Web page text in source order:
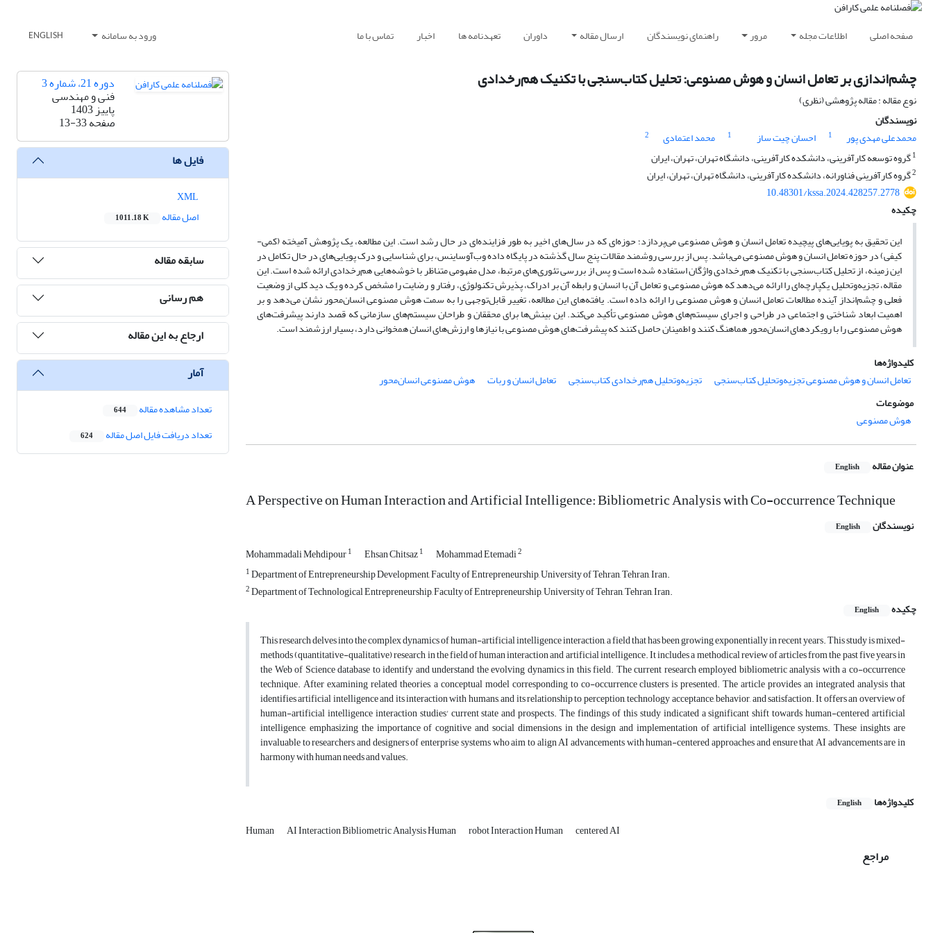
صفحه اصلی اطلاعات مجله مرور راهنمای نویسندگان ارسال مقاله داوران تعهدنامه ها اخبار تماس با ما ورود به سامانه ENGLISH
چشم‌اندازی بر تعامل انسان و هوش مصنوعی: تحلیل کتاب‌سنجی با تکنیک هم‌رخدادی
نوع مقاله : مقاله پژوهشی (نظری)
نویسندگان
محمدعلی مهدی پور
1 احسان چیت ساز 1 محمد اعتمادی
2
1گروه توسعه کارآفرینی، دانشکده کارآفرینی، دانشگاه تهران، تهران، ایران
2گروه کارآفرینی فناورانه، دانشکده کارآفرینی، دانشگاه تهران، تهران، ایران
10.48301/kssa.2024.428257.2778
چکیده
این تحقیق به پویایی‌های پیچیده تعامل انسان و هوش مصنوعی می‌پردازد؛ حوزه‌ای که در سال‌های اخیر به طور فزاینده‌ای در حال رشد است. این مطالعه، یک پژوهش آمیخته (کمی-
کیفی) در حوزه تعامل انسان و هوش مصنوعی می‌باشد. پس از بررسی روشمند مقالات پنج سال گذشته در پایگاه داده وب‌آوساینس، برای شناسایی و درک پویایی‌های در حال تکامل در
این زمینه، از تحلیل کتاب‌سنجی با تکنیک هم‌رخدادی واژگان استفاده شده است و پس از بررسی تئوری‌های مرتبط، مدل مفهومی متناظر با خوشه‌هایی هم‌رخدادی ارائه شده است. این
مقاله، تجزیه‌وتحلیل یکپارچه‌ای را ارائه می‌دهد که هوش‌ مصنوعی و تعامل آن با انسان و رابطه آن بر ادراک، پذیرش تکنولوژی، رفتار و رضایت را مشخص کرده و یک دید کلی از وضعیت
فعلی و چشم‌انداز آینده مطالعات تعامل انسان و هوش مصنوعی را ارائه داده است. یافته‌های این مطالعه، تغییر قابل‌توجهی را به سمت هوش مصنوعی انسان‌محور نشان می‌دهد و بر
اهمیت ابعاد شناختی و اجتماعی در طراحی و اجرای سیستم‌های هوش مصنوعی تأکید می‌کند. این بینش‌ها برای محققان و طراحان سیستم‌های سازمانی که قصد دارند پیشرفت‌های
هوش مصنوعی را با رویکردهای انسان‌محور هماهنگ کنند و اطمینان حاصل کنند که پیشرفت‌های هوش مصنوعی با نیازها و ارزش‌های انسان همخوانی دارد، بسیار ارزشمند است.
کلیدواژه‌ها
تعامل انسان و هوش مصنوعی تجزیه‌وتحلیل کتاب‌سنجی
تجزیه‌وتحلیل هم‌رخدادی کتاب‌سنجی تعامل انسان و ربات
هوش مصنوعی انسان‌محور
موضوعات
هوش مصنوعی
عنوان مقاله English
A Perspective on Human Interaction and Artificial Intelligence: Bibliometric Analysis with Co-occurrence Technique
نویسندگان English
Mohammadali Mehdipour1 Ehsan Chitsaz1 Mohammad Etemadi2
1Department of Entrepreneurship Development, Faculty of Entrepreneurship, University of Tehran, Tehran, Iran.
2Department of Technological Entrepreneurship, Faculty of Entrepreneurship, University of Tehran, Tehran, Iran.
چکیده
English
This research delves into the complex dynamics of human-artificial intelligence interaction, a field that has been growing exponentially in recent years. This study is mixed-
methods (quantitative-qualitative) research in the field of human interaction and artificial intelligence. It includes a methodical review of articles from the past five years in
the Web of Science database to identify and understand the evolving dynamics in this field. The current research employed bibliometric analysis with a co-occurrence
technique. After examining related theories, a conceptual model corresponding to co-occurrence clusters is presented. The article provides an integrated analysis that
identifies artificial intelligence and its interaction with humans, and its relationship to perception, technology acceptance, behavior, and satisfaction. It offers an overview of
human-artificial intelligence interaction studies' current state and prospects. The findings of this study indicated a significant shift towards human-centered artificial
intelligence, emphasizing the importance of cognitive and social dimensions in the design and implementation of artificial intelligence systems. These insights are
invaluable to researchers and designers of enterprise systems who aim to align AI advancements with human-centered approaches and ensure that AI advancements are in
harmony with human needs and values.
کلیدواژه‌ها English
Human AI Interaction Bibliometric Analysis Human robot Interaction Human centered AI
مراجع
دوره 21، شماره 3
فنی و مهندسی
پاییز 1403
صفحه13-33
فایل ها
اصل مقاله
1011.18 K
سابقه مقاله
هم رسانی
ارجاع به این مقاله
آمار
تعداد مشاهده مقاله 644
تعداد دریافت فایل اصل مقاله 624